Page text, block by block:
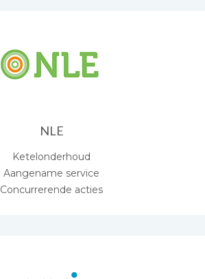
NLE
Ketelonderhoud
Aangename service
Concurrerende acties